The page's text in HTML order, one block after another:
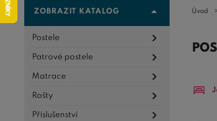
Úvod
ZOBRAZIT KATALOG
Postele
Patrové postele
Matrace
Rošty
Příslušenství